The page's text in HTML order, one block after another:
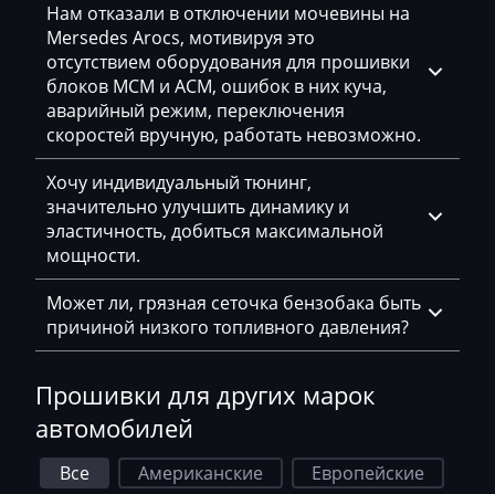
Faresin
Farmtrac
FAW
Fendt
Fiat
Ford
Foton
Freightliner
Furukawa
GAC
Geely
Gehl
Нам отказали в отключении мочевины на
Mersedes Arocs, мотивируя это
отсутствием оборудования для прошивки
блоков MCM и ACM, ошибок в них куча,
аварийный режим, переключения
скоростей вручную, работать невозможно.
Хочу индивидуальный тюнинг,
значительно улучшить динамику и
эластичность, добиться максимальной
мощности.
Может ли, грязная сеточка бензобака быть
причиной низкого топливного давления?
Прошивки для других марок
автомобилей
Все Американские Европейские